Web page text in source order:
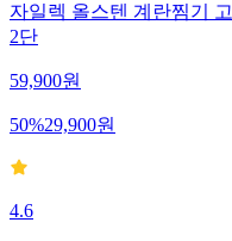
자일렉 올스텐 계란찜기
2단
59,900원
50%29,900원
4.6